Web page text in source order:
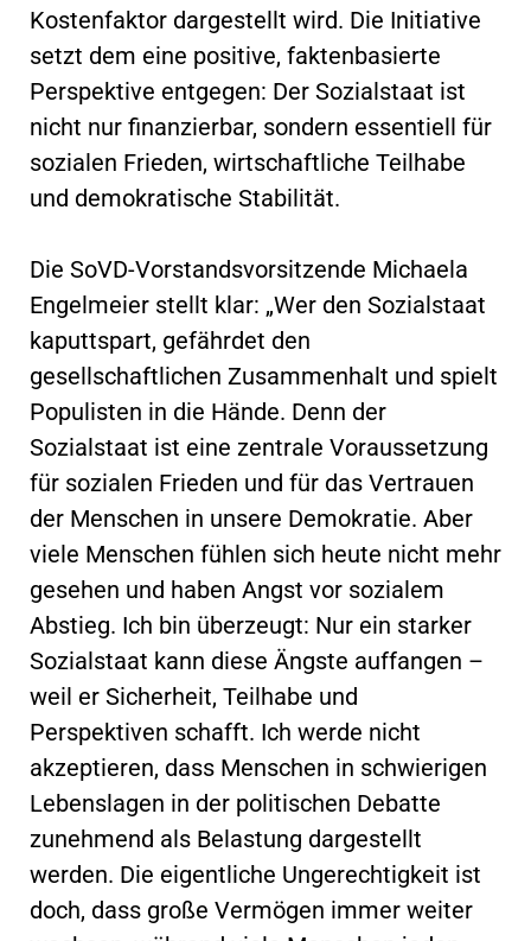
Kostenfaktor dargestellt wird. Die Initiative
setzt dem eine positive, faktenbasierte
Perspektive entgegen: Der Sozialstaat ist
nicht nur finanzierbar, sondern essentiell für
sozialen Frieden, wirtschaftliche Teilhabe
und demokratische Stabilität.
Die SoVD-Vorstandsvorsitzende Michaela
Engelmeier stellt klar: „Wer den Sozialstaat
kaputtspart, gefährdet den
gesellschaftlichen Zusammenhalt und spielt
Populisten in die Hände. Denn der
Sozialstaat ist eine zentrale Voraussetzung
für sozialen Frieden und für das Vertrauen
der Menschen in unsere Demokratie. Aber
viele Menschen fühlen sich heute nicht mehr
gesehen und haben Angst vor sozialem
Abstieg. Ich bin überzeugt: Nur ein starker
Sozialstaat kann diese Ängste auffangen –
weil er Sicherheit, Teilhabe und
Perspektiven schafft. Ich werde nicht
akzeptieren, dass Menschen in schwierigen
Lebenslagen in der politischen Debatte
zunehmend als Belastung dargestellt
werden. Die eigentliche Ungerechtigkeit ist
doch, dass große Vermögen immer weiter